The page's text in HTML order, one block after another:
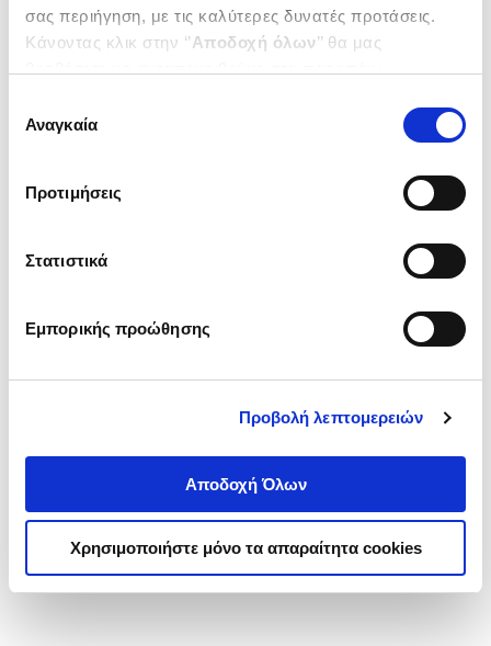
σας περιήγηση, με τις καλύτερες δυνατές προτάσεις.
Κάνοντας κλικ στην ‘’Αποδοχή όλων’’ θα μας
ενδιαφέρουν και να επιλέξετε από τα παρακάτω με την
΄΄και να ενημερωθείτε σχετικά με
συγκατάθεσης
Αναγκαία
Προτιμήσεις
Στατιστικά
Εμπορικής προώθησης
Προβολή λεπτομερειών
Αποδοχή Όλων
Χρησιμοποιήστε μόνο τα απαραίτητα cookies